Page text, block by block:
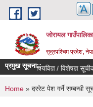
Skip to main content
जोरायल गाउँपालिका
सुदूरपश्चिम प्रदेश,
प्रमुख सूचना::विषयविज्ञ / विशेषज्ञ
You are here
Home » दररेट पेश गर्ने सम्बन्धी